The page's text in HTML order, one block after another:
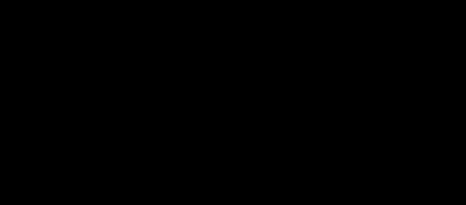
đen
vượt trội, tiện lợi, nhỏ gọn hơn các loại lắp bánh rời và đòn riêng,